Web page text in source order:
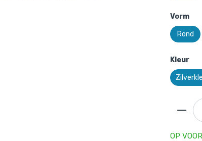
Vorm
Rond
Kleur
OP